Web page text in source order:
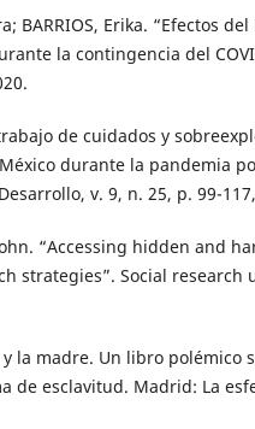
BARRIOS, Erika. “Efectos
la contingencia del
de cuidados y
durante la pandemia
v. 9, n. 25, p. 99-
“Accessing hidden and
strategies”. Social research
y la madre. Un libro polémico
de esclavitud. Madrid: La